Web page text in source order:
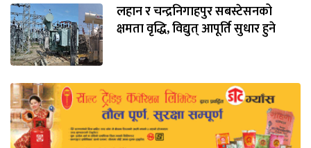
लहान र चन्द्रनिगाहपुर सबस्टेसनको
क्षमता वृद्धि, विद्युत् आपूर्ति सुधार हुने